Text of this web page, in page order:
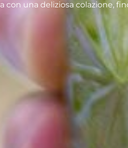
una deliziosa colazione,